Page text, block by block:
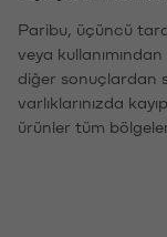
Paribu, üçüncü
veya
diğer sonuçlardan
varlıklarınızda
ürünler tüm